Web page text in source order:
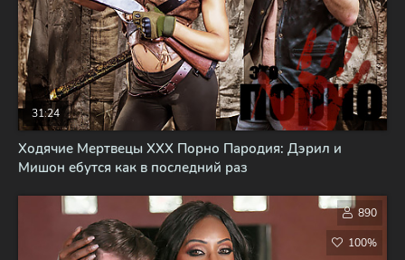
Ходячие Мертвецы XXX Порно Пародия: Дэрил и
Мишон ебутся как в последний раз
31:24
890
100%